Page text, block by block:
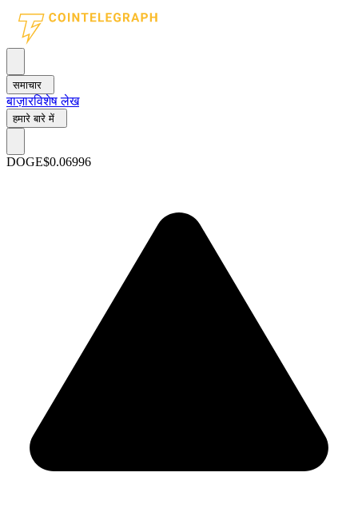
समाचार
बाज़ारविशेष लेख
हमारे बारे में
DOGE$0.06996